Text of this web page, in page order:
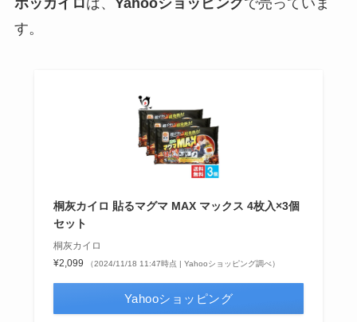
ホッカイロは、 Yahooショッピングで売っていま
す。
桐灰カイロ 貼るマグマ MAX マックス 4枚入×3個
セット
桐灰カイロ
¥2,099
（2024/11/18 11:47時点 | Yahooショッピング調べ）
Yahooショッピング